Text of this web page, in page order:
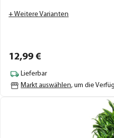
+ Weitere Varianten
12,99 €
Lieferbar
Markt auswählen, um die